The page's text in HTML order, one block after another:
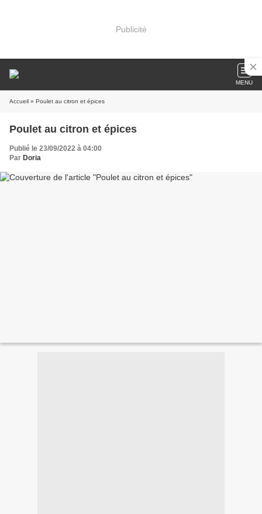
Publicité
MENU
Accueil » Poulet au citron et épices
Poulet au citron et épices
Publié le 23/09/2022 à 04:00
Par Doria